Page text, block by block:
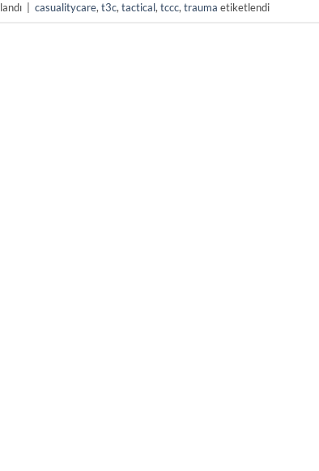
casualitycare, t3c, tactical, tccc, trauma etiketlendi